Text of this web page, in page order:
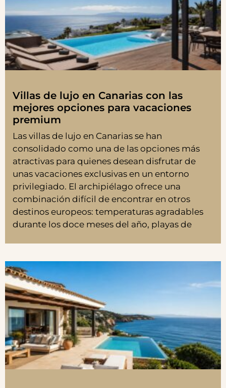
Villas de lujo en Canarias con las
mejores opciones para vacaciones
premium
Las villas de lujo en Canarias se han
consolidado como una de las opciones más
atractivas para quienes desean disfrutar de
unas vacaciones exclusivas en un entorno
privilegiado. El archipiélago ofrece una
combinación difícil de encontrar en otros
destinos europeos: temperaturas agradables
durante los doce meses del año, playas de